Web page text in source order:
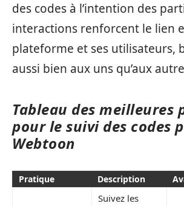
des codes à l’intention des
interactions renforcent le lien
plateforme et ses utilisateurs,
aussi bien aux uns qu’aux
Tableau des meilleures
pour le suivi des codes
Webtoon
Pratique Description
Suivez les